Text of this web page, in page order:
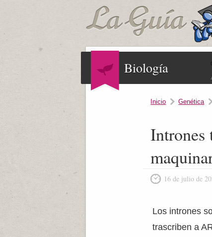
Biología
Inicio Genética
Intrones
16 de julio de
Los intrones
trascriben a